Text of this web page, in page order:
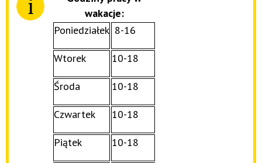
wakacje:
Poniedziałek 8-16
Wtorek 10-18
Środa 10-18
Czwartek 10-18
Piątek 10-18